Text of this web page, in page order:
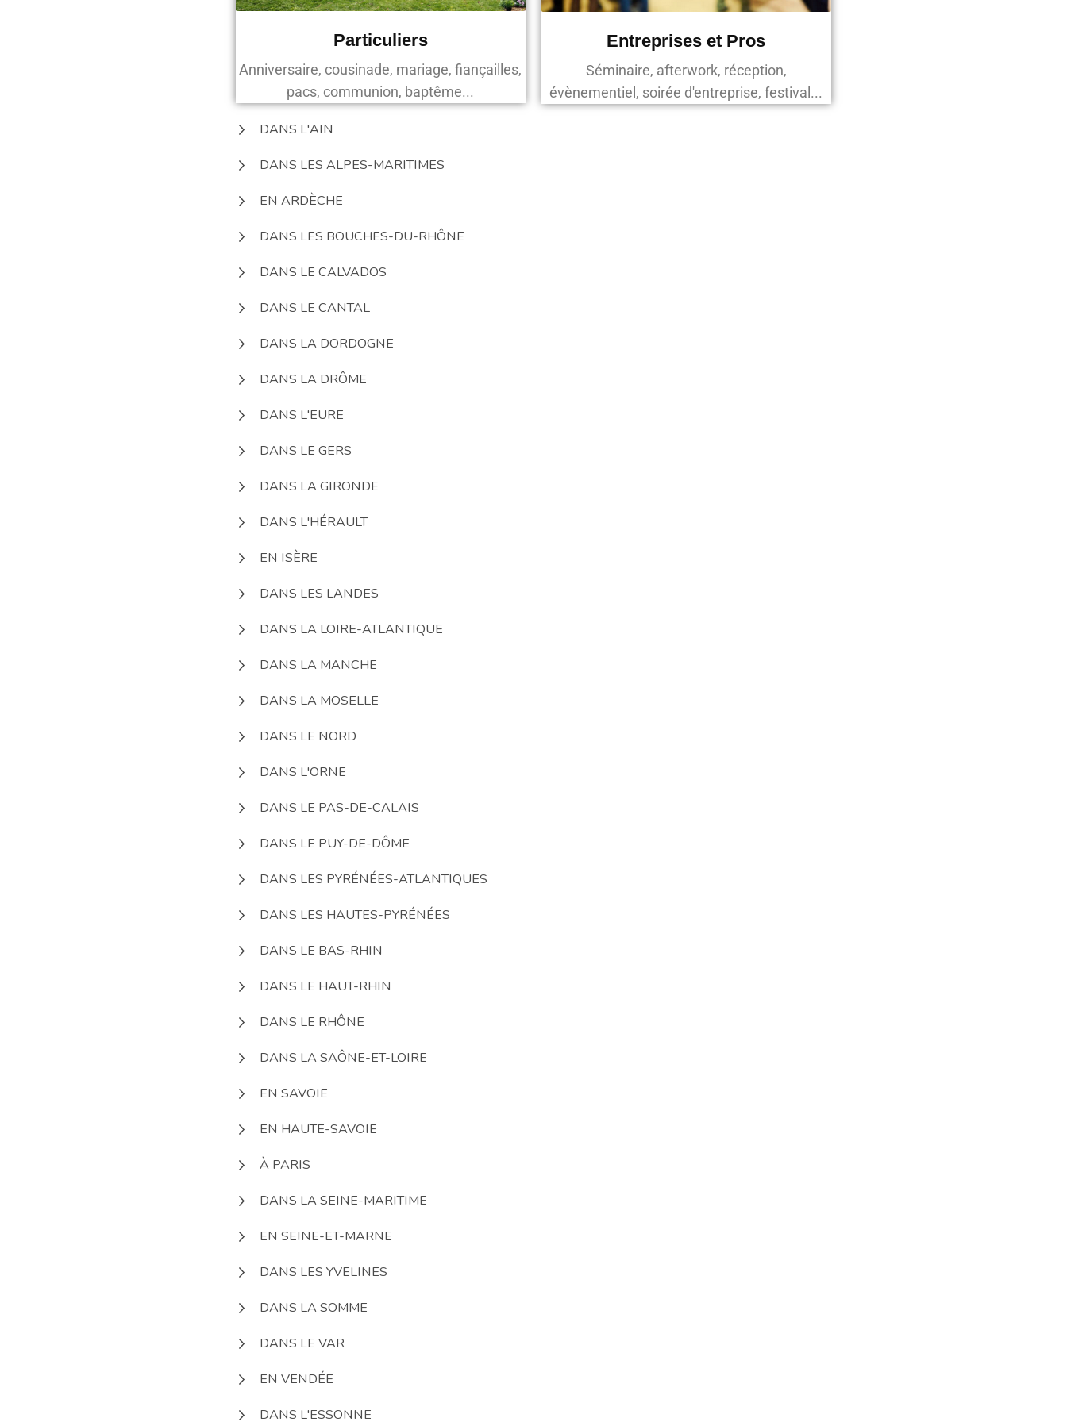
Particuliers
Anniversaire, cousinade, mariage, fiançailles,
pacs, communion, baptême...
Entreprises et Pros
Séminaire, afterwork, réception,
évènementiel, soirée d'entreprise, festival...
DANS L'AIN
DANS LES ALPES-MARITIMES
EN ARDÈCHE
DANS LES BOUCHES-DU-RHÔNE
DANS LE CALVADOS
DANS LE CANTAL
DANS LA DORDOGNE
DANS LA DRÔME
DANS L'EURE
DANS LE GERS
DANS LA GIRONDE
DANS L'HÉRAULT
EN ISÈRE
DANS LES LANDES
DANS LA LOIRE-ATLANTIQUE
DANS LA MANCHE
DANS LA MOSELLE
DANS LE NORD
DANS L'ORNE
DANS LE PAS-DE-CALAIS
DANS LE PUY-DE-DÔME
DANS LES PYRÉNÉES-ATLANTIQUES
DANS LES HAUTES-PYRÉNÉES
DANS LE BAS-RHIN
DANS LE HAUT-RHIN
DANS LE RHÔNE
DANS LA SAÔNE-ET-LOIRE
EN SAVOIE
EN HAUTE-SAVOIE
À PARIS
DANS LA SEINE-MARITIME
EN SEINE-ET-MARNE
DANS LES YVELINES
DANS LA SOMME
DANS LE VAR
EN VENDÉE
DANS L'ESSONNE